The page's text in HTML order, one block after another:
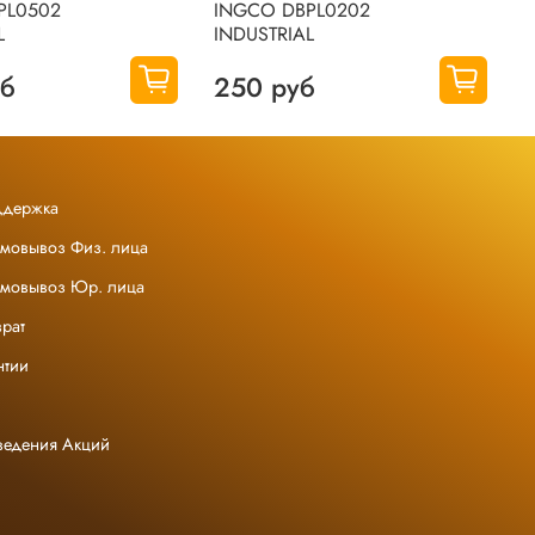
INGCO DBPL0202
INDUSTRIAL
250 руб
Физ. лица
Юр. лица
Акций